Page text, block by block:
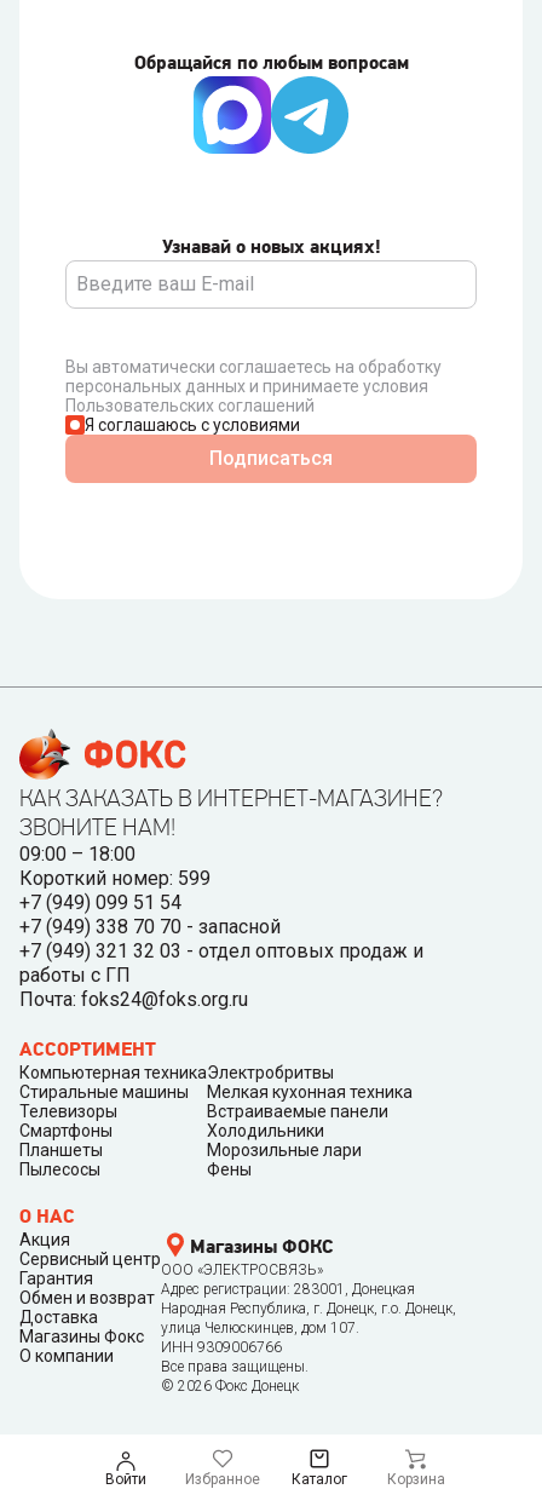
Узнавай о новых акциях!
Вы автоматически соглашаетесь на обработку
персональных данных и принимаете условия
Пользовательских соглашений
Я соглашаюсь с условиями
Подписаться
Обращайся по любым вопросам
КАК ЗАКАЗАТЬ В ИНТЕРНЕТ-МАГАЗИНЕ?
ЗВОНИТЕ НАМ!
09:00 – 18:00
Короткий номер: 599
+7 (949) 099 51 54
+7 (949) 338 70 70 - запасной
+7 (949) 321 32 03 - отдел оптовых продаж и
работы с ГП
Почта: foks24@foks.org.ru
АССОРТИМЕНТ
Компьютерная техника
Стиральные машины
Телевизоры
Смартфоны
Планшеты
Пылесосы
Электробритвы
Мелкая кухонная техника
Встраиваемые панели
Холодильники
Морозильные лари
Фены
О НАС
Акция
Сервисный центр
Гарантия
Обмен и возврат
Доставка
Магазины Фокс
О компании
Магазины ФОКС
ООО «ЭЛЕКТРОСВЯЗЬ»
Адрес регистрации: 283001, Донецкая
Народная Республика, г. Донецк, г.о. Донецк,
улица Челюскинцев, дом 107.
ИНН 9309006766
Все права защищены.
© 2026 Фокс Донецк
Войти Избранное Каталог Корзина